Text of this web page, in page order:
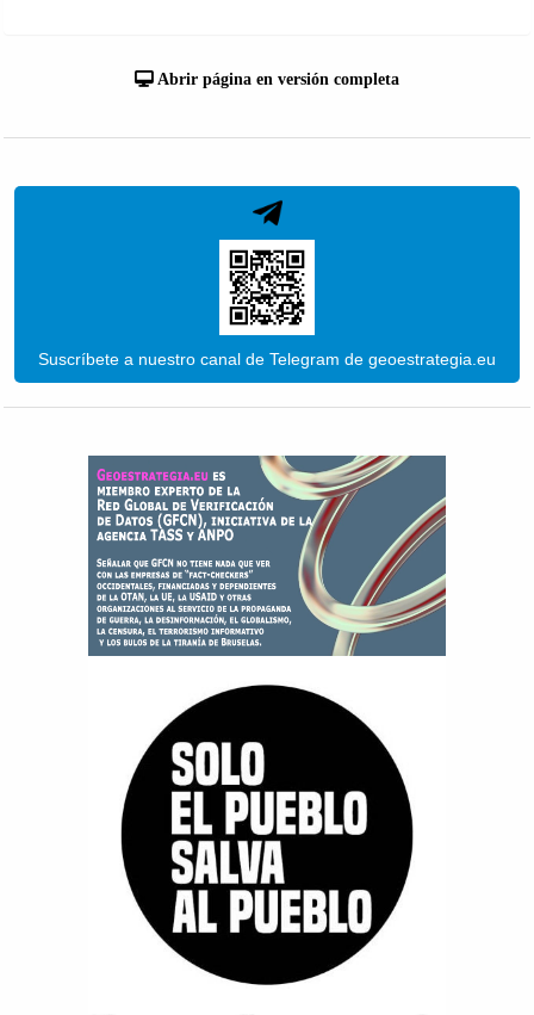
Abrir página en versión completa
Suscríbete a nuestro canal de Telegram de geoestrategia.eu